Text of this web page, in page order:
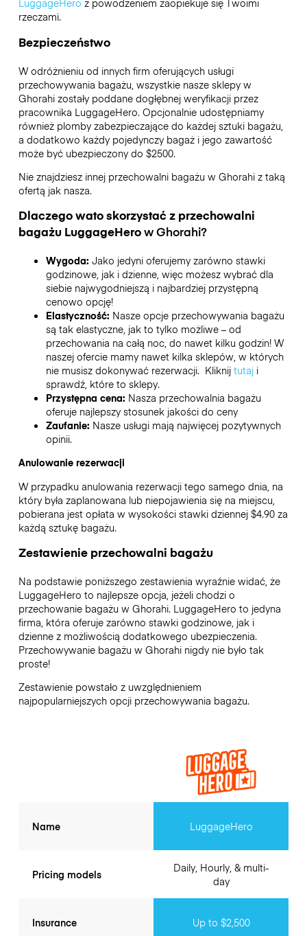
LuggageHero z powodzeniem zaopiekuje się Twoimi
rzeczami.
Bezpieczeństwo
W odróżnieniu od innych firm oferujących usługi
przechowywania bagażu, wszystkie nasze sklepy w
Ghorahizostały poddane dogłębnej weryfikacji przez
pracownika LuggageHero. Opcjonalnie udostępniamy
również plomby zabezpieczające do każdej sztuki bagażu,
a dodatkowo każdy pojedynczy bagaż i jego zawartość
może być ubezpieczony do $2500.
Nie znajdziesz innej przechowalni bagażu w Ghorahiz taką
ofertą jak nasza.
Dlaczego wato skorzystać z przechowalni
bagażu LuggageHerowGhorahi?
Wygoda: Jako jedyni oferujemy zarówno stawki
godzinowe, jak i dzienne, więc możesz wybrać dla
siebie najwygodniejszą i najbardziej przystępną
cenowo opcję!
Elastyczność: Nasze opcje przechowywania bagażu
są tak elastyczne, jak to tylko możliwe – od
przechowania na całą noc, do nawet kilku godzin! W
naszej ofercie mamy nawet kilka sklepów, w których
nie musisz dokonywać rezerwacji. Kliknij tutaji
sprawdź, które to sklepy.
Przystępna cena: Nasza przechowalnia bagażu
oferuje najlepszy stosunek jakości do ceny
Zaufanie: Nasze usługi mają najwięcej pozytywnych
opinii.
Anulowanie rezerwacji
W przypadku anulowania rezerwacji tego samego dnia, na
który była zaplanowana lub niepojawienia się na miejscu,
pobierana jest opłata w wysokości stawki dziennej $4.90 za
każdą sztukę bagażu.
Zestawienie przechowalni bagażu
Na podstawie poniższego zestawienia wyraźnie widać, że
LuggageHero to najlepsze opcja, jeżeli chodzi o
przechowanie bagażu w Ghorahi. LuggageHero to jedyna
firma, która oferuje zarówno stawki godzinowe, jak i
dzienne z możliwością dodatkowego ubezpieczenia.
Przechowywanie bagażu w Ghorahinigdy nie było tak
proste!
Zestawienie powstało z uwzględnieniem
najpopularniejszych opcji przechowywania bagażu.
Name
Pricing models
Insurance
LuggageHero
Daily, Hourly, & multi-
day
Up to $2,500